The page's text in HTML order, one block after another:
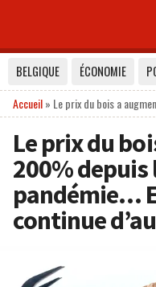
BELGIQUE ÉCONOMIE
Accueil» Le prix du bois a
Le prix du
200% depuis
pandémie…
continue